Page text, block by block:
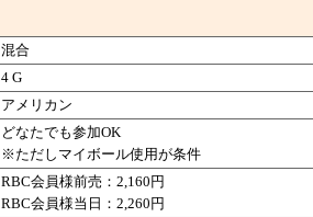
混合
4 G
アメリカン
どなたでも参加OK
※ただしマイボール使用が条件
RBC会員様前売：2,160円
RBC会員様当日：2,260円